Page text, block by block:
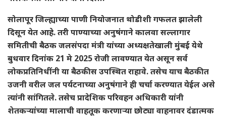
सोलापूर जिल्ह्याच्या पाणी नियोजनात थोडीशी गफलत झालेली
दिसून येत आहे. तरी पाण्याच्या अनुषंगाने कालवा सल्लागार
समितीची बैठक जलसंपदा मंत्री यांच्या अध्यक्षतेखाली मुंबई येथे
बुधवार दिनांक 21 मे 2025 रोजी लावण्यात येत असून सर्व
लोकप्रतिनिधींनी या बैठकीस उपस्थित राहावे. तसेच याच बैठकीत
उजनी वरील जल पर्यटनाच्या अनुषंगाने ही चर्चा करण्यात येईल असे
त्यांनी सांगितले. तसेच प्रादेशिक परिवहन अधिकारी यांनी
शेतकऱ्यांच्या मालाची वाहतूक करणाऱ्या छोट्या वाहनावर दंडात्मक